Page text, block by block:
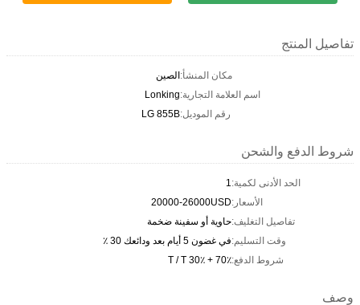
تفاصيل المنتج
مكان المنشأ:الصين
اسم العلامة التجارية:Lonking
رقم الموديل:LG 855B
شروط الدفع والشحن
الحد الأدنى لكمية:1
الأسعار:20000-26000USD
تفاصيل التغليف:حاوية أو سفينة ضخمة
وقت التسليم:في غضون 5 أيام بعد ودائعك 30 ٪
شروط الدفع:T / T 30٪ + 70٪
وصف